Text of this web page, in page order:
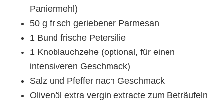
Paniermehl)
50 g frisch geriebener Parmesan
1 Bund frische Petersilie
1 Knoblauchzehe (optional, für einen
intensiveren Geschmack)
Salz und Pfeffer nach Geschmack
Olivenöl extra vergin extracte zum Beträufeln